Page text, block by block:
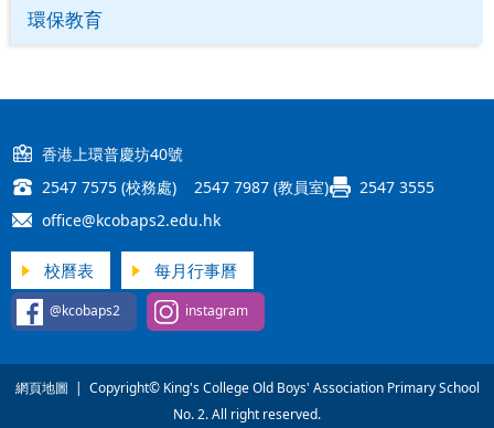
環保教育
香港上環普慶坊40號
2547 7575 (校務處) 2547 7987 (教員室)
2547 3555
office@kcobaps2.edu.hk
校曆表 每月行事曆
@kcobaps2 instagram
網頁地圖 | Copyright© King's College Old Boys' Association Primary School
No. 2. All right reserved.